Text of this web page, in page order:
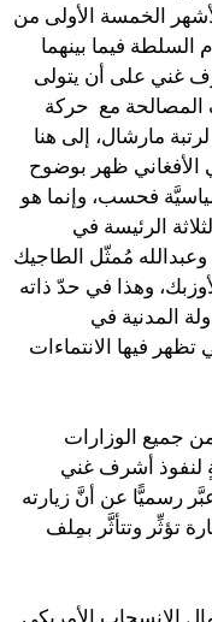
الخمسة الأولى من
السلطة فيما بينهما
أشرف غني على أن يتولى
المصالحة مع حركة
مارشال، إلى هنا
ظهر بوضوح
فحسب، وإنما هو
الرئيسة في
مُمثّل الطاجيك
وهذا في حدّ ذاته
المدنية في
تظهر فيها الانتماءات
جميع الوزارات
لنفوذ أشرف غني
رسميًّا عن أنَّ زيارته
تؤثِّر وتتأثَّر بمِلف